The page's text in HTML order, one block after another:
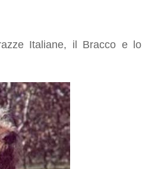
Italiane, il Bracco e lo